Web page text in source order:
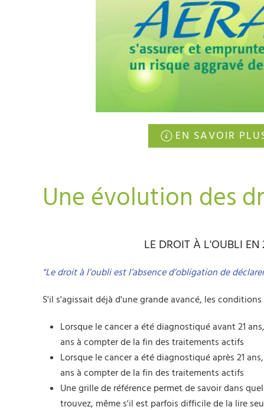
EN SAVOIR
Une évolution des
LE DROIT À L'OUBLI EN
"Le droit à l’oubli est l’absence d’obligation de
S'il s'agissait déjà d'une grande avancé, les
Lorsque le cancer a été diagnostiqué avant 21
ans à compter de la fin des traitements actifs
Lorsque le cancer a été diagnostiqué après 21
ans à compter de la fin des traitements actifs
Une grille de référence permet de savoir dans
trouvez, même s'il est parfois difficile de la lire